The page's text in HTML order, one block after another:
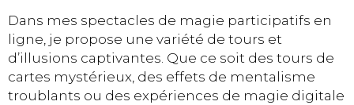
Dans mes spectacles de magie participatifs en
ligne, je propose une variété de tours et
d’illusions captivantes. Que ce soit des tours de
cartes mystérieux, des effets de mentalisme
troublants ou des expériences de magie digitale